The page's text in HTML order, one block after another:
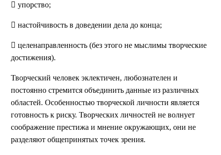
 упорство;
 настойчивость в доведении дела до конца;
 целенаправленность (без этого не мыслимы творческие
достижения).
Творческий человек эклектичен, любознателен и
постоянно стремится объединить данные из различных
областей. Особенностью творческой личности является
готовность к риску. Творческих личностей не волнует
соображение престижа и мнение окружающих, они не
разделяют общепринятых точек зрения.